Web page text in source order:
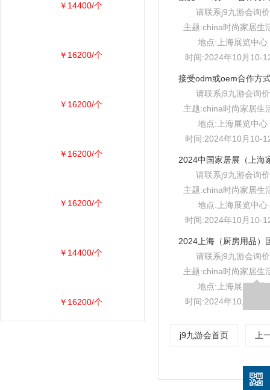
请联系j9九游会询价
主题:china时尚家居生
地点:上海展览中心
时间:2024年10月10-
请联系j9九游会询价
主题:china时尚家居生
地点:上海展览中心
时间:2024年10月10-
请联系j9九游会询价
主题:china时尚家居生
地点:上海展览中心
时间:2024年10月10-
请联系j9九游会询价
主题:china时尚家居生
地点:上海展览中心
时间:2024年10月10-
j9九游会首页 上
￥14400/个
￥16200/个
￥16200/个
￥16200/个
￥16200/个
￥14400/个
￥16200/个